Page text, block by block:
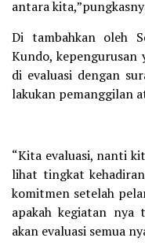
antara
Di tambahkan oleh
Kundo, kepengurusan
di evaluasi dengan
lakukan pemanggilan
“Kita evaluasi, nanti
lihat tingkat
komitmen setelah
apakah kegiatan
akan evaluasi semua